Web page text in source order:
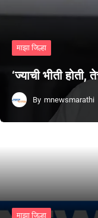
माझा जिल्हा
‘ज्याची भीती
By mnewsmarathi
माझा जिल्हा